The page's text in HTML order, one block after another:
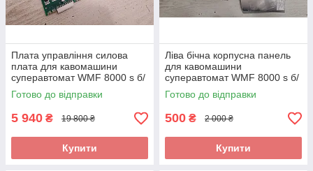
Плата управління силова
плата для кавомашини
суперавтомат WMF 8000 s б/
у 5.40.554.713
Готово до відправки
5 940 ₴ 19 800 ₴
Купити
Ліва бічна корпусна панель
для кавомашини
суперавтомат WMF 8000 s б/
у
Готово до відправки
500 ₴ 2 000 ₴
Купити